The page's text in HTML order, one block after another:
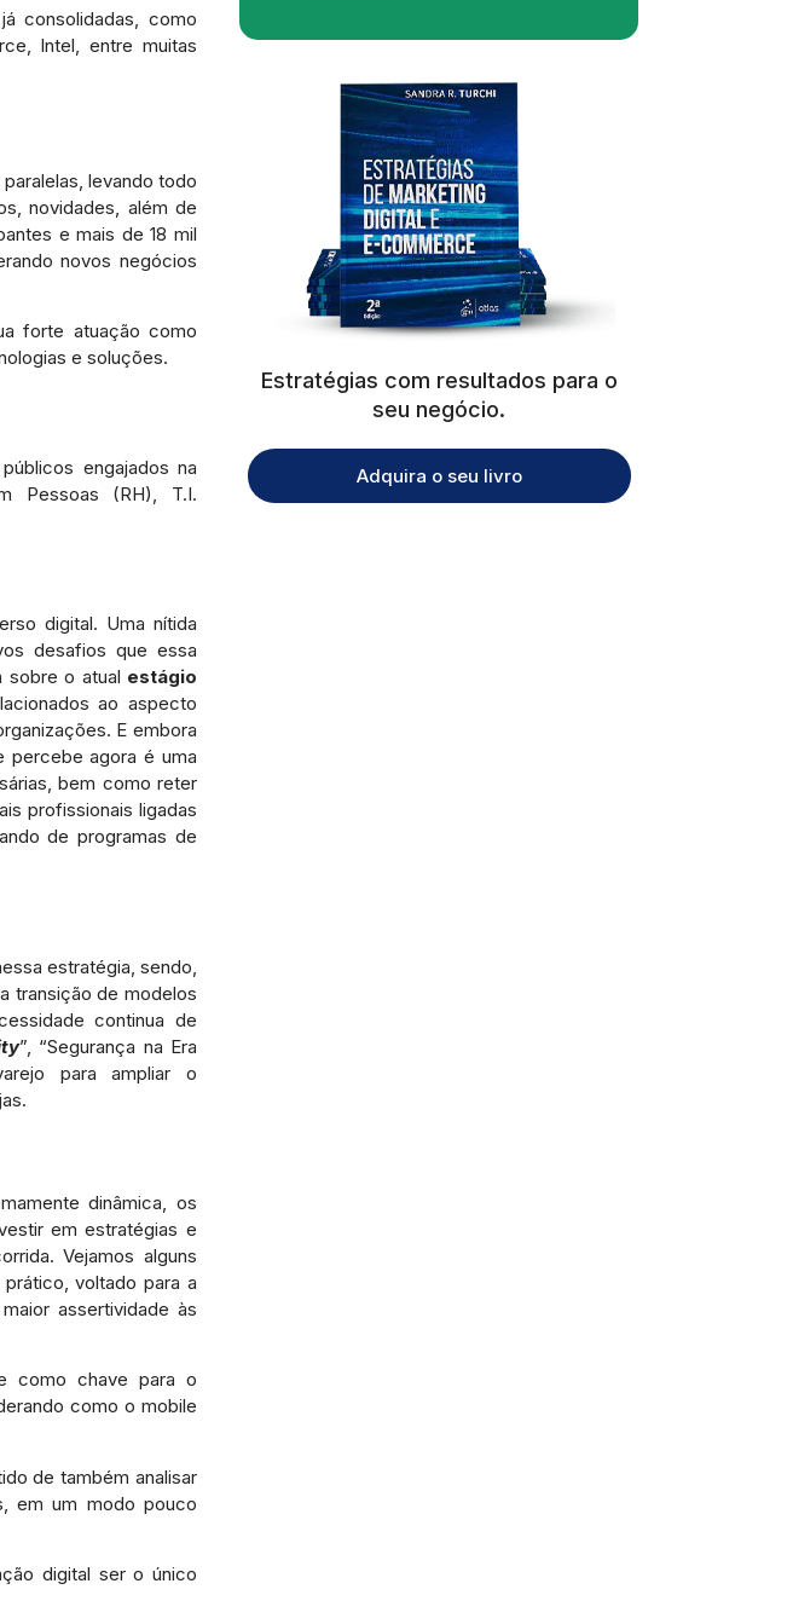
consolidadas, como
Intel, entre muitas
levando todo
novidades, além de
e mais de 18 mil
novos negócios
forte atuação como
e soluções.
engajados na
Pessoas (RH), T.I.
digital. Uma nítida
desafios que essa
sobre o atual estágio
ao aspecto
E embora
percebe agora é uma
bem como reter
profissionais ligadas
de programas de
estratégia, sendo,
transição de modelos
continua de
”, “Segurança na Era
para ampliar o
dinâmica, os
em estratégias e
Vejamos alguns
voltado para a
assertividade às
como chave para o
como o mobile
de também analisar
em um modo pouco
digital ser o único
Estratégias com resultados para o
seu negócio.
Adquira o seu livro